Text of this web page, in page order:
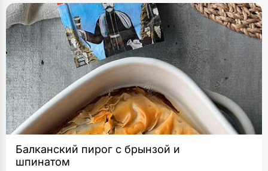
Балканский пирог с брынзой и
шпинатом